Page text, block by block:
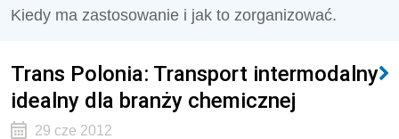
Kiedy ma zastosowanie i jak to zorganizować.
Trans Polonia: Transport intermodalny
idealny dla branży chemicznej
29 cze 2012